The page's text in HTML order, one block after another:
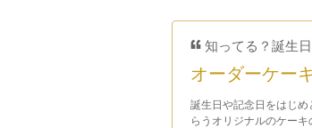
知ってる？誕生
オーダーケー
誕生日や記念日をはじ
らうオリジナルのケー